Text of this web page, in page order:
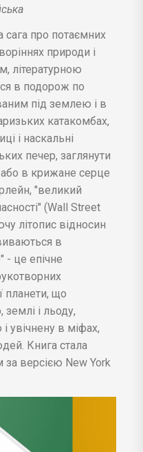
про потаємних
природи і
літературною
в подорож по
під землею і в
катакомбах,
і наскальні
печер, заглянути
або в крижане серце
"великий
(Wall Street
літопис відносин
в
- це епічне
планети, що
і льоду,
увічнену в міфах,
Книга стала
за версією New York